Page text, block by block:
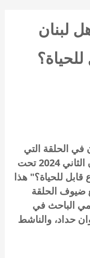
30/ هل لبنان
في الحلقة التي
بُثّت مساء الإثنين في 15 كانون الثاني 2024 تحت
قابل للحياة؟" هذا
ضيوف الحلقة
الباحث في
حداد، والناشط